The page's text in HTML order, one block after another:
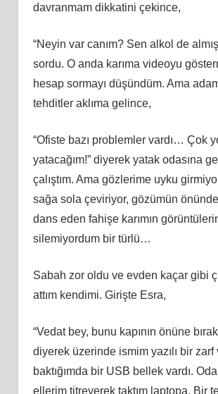
davranmam dikkatini çekince,
“Neyin var canım? Sen alkol de
sordu. O anda karıma videoyu
hesap sormayı düşündüm. Ama
tehditler aklıma gelince,
“Ofiste bazı problemler vardı… Çok
yatacağım!” diyerek yatak odasına
çalıştım. Ama gözlerime uyku
sağa sola çeviriyor, gözümün önünde
dans eden fahişe karımın
silemiyordum bir türlü…
Sabah zor oldu ve evden kaçar gibi
attım kendimi. Girişte Esra,
“Vedat bey, bunu kapının önüne
diyerek üzerinde ismim yazılı bir
baktığımda bir USB bellek vardı.
ellerim titreyerek taktım laptopa. Bir